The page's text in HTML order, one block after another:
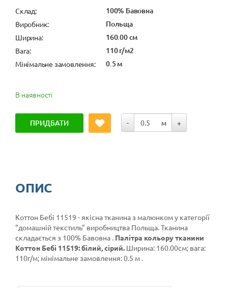
Cклад: 100% Бавовна
Виробник: Польща
Ширина: 160.00 см
Вага: 110 г/м2
Мінімальне замовлення: 0.5 м
В наявності
ПРИДБАТИ - м +
ОПИС
Коттон Бебі 11519 - якісна тканина з малюнком у категорії
"домашній текстиль" виробництва Польща. Тканина
складається з 100% Бавовна . Палітра кольору тканини
Коттон Бебі 11519: білий, сірий. Ширина: 160.00см; вага:
110г/м; мінімальне замовлення: 0.5 м .